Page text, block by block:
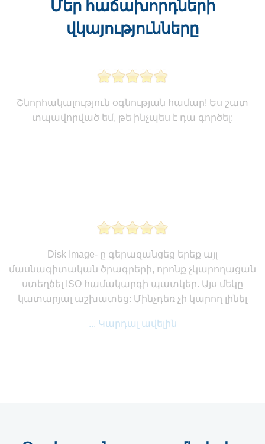
Մեր հաճախորդների
վկայությունները
Շնորհակալություն օգնության համար! Ես շատ
տպավորված եմ, թե ինչպես է դա գործել:
Disk Image- ը գերազանցեց երեք այլ
մասնագիտական ​​ծրագրերի, որոնք չկարողացան
ստեղծել ISO համակարգի պատկեր. Այս մեկը
կատարյալ աշխատեց: Մինչդեռ չի կարող լինել
... Կարդալ ավելին